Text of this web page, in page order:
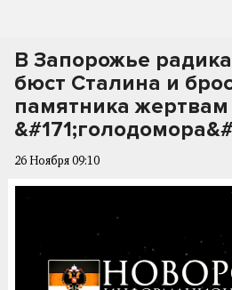
В Запорожье
бюст Сталина и
памятника жертвам
26 Ноября 09:10